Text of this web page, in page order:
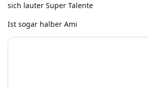
sich lauter Super Talente
Ist sogar halber Ami